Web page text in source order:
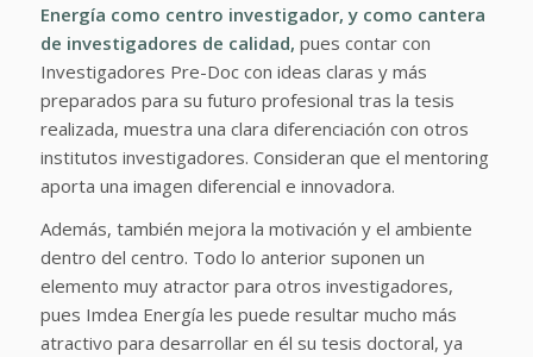
Energía como centro investigador, y como cantera
de investigadores de calidad, pues contar con
Investigadores Pre-Doccon ideas claras y más
preparados para su futuro profesional tras la tesis
realizada, muestra una clara diferenciación con otros
institutos investigadores. Consideran que el mentoring
aporta una imagen diferencial e innovadora.
Además, también mejora la motivación y el ambiente
dentro del centro. Todo lo anterior suponen un
elemento muy atractor para otros investigadores,
pues Imdea Energía les puede resultar mucho más
atractivo para desarrollar en él su tesis doctoral, ya